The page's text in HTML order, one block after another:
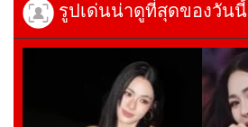
รูปเด่นน่าดูที่สุดของวันนี้